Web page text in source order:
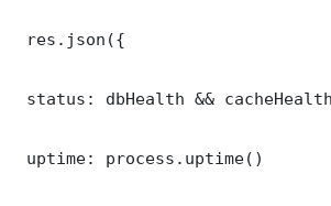
res.json({
status: dbHealth &&
uptime: process.uptime()